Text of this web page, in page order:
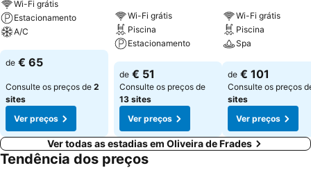
Wi-Fi grátis
Estacionamento
A/C
Ver preços
de € 65
Consulte os preços de 2
sites
Ver preços
Wi-Fi grátis
Piscina
Estacionamento
Ver preços
de € 51
Consulte os preços de
13 sites
Ver preços
Wi-Fi grátis
Piscina
Spa
Ver preços
de € 101
Consulte os preços
sites
Ver preços
Ver todas as estadias em Oliveira de Frades
Tendência dos preços